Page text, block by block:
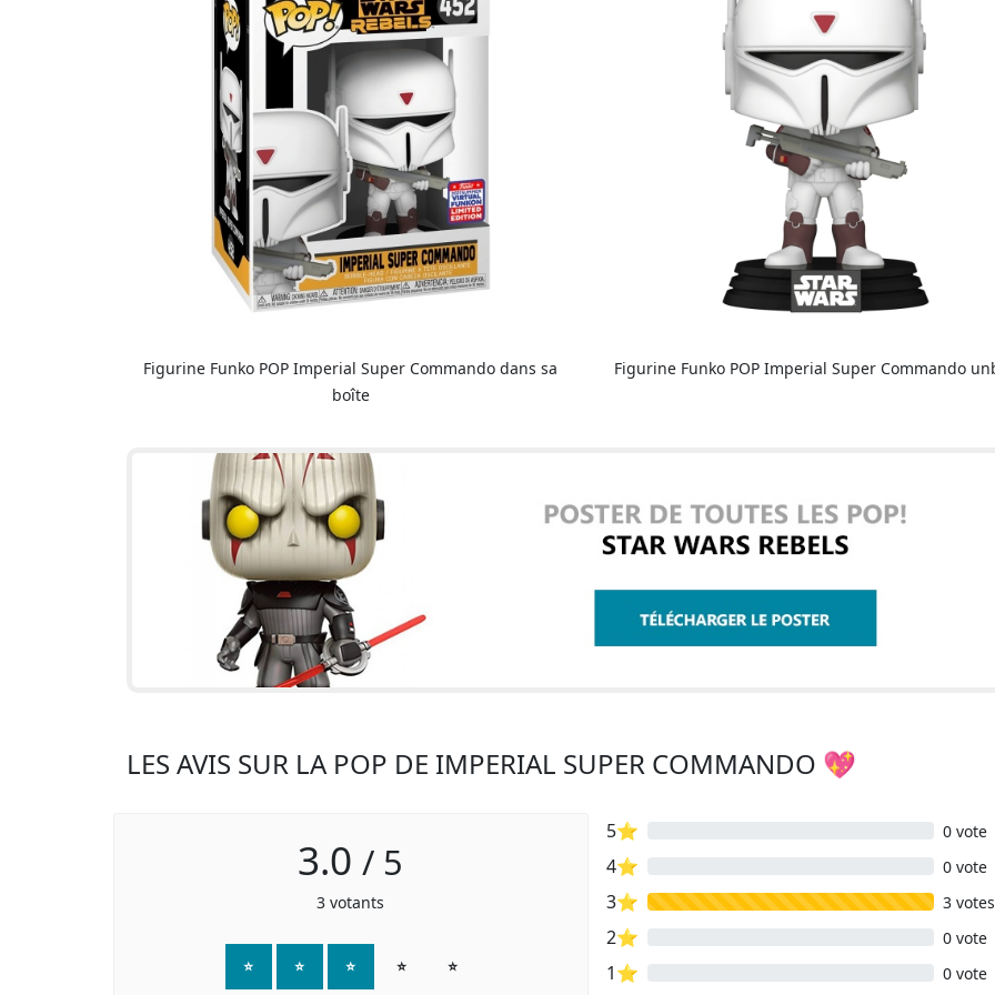
Figurine Funko POP Imperial Super Commando dans sa
boîte
Figurine Funko POP Imperial Super Commando
LES AVIS SUR LA POP DE IMPERIAL SUPER COMMANDO 💖
3.0 / 5
3 votants
⭐ ⭐ ⭐ ⭐ ⭐
5⭐ 0 vote
4⭐ 0 vote
3⭐ 3 votes
2⭐ 0 vote
1⭐ 0 vote